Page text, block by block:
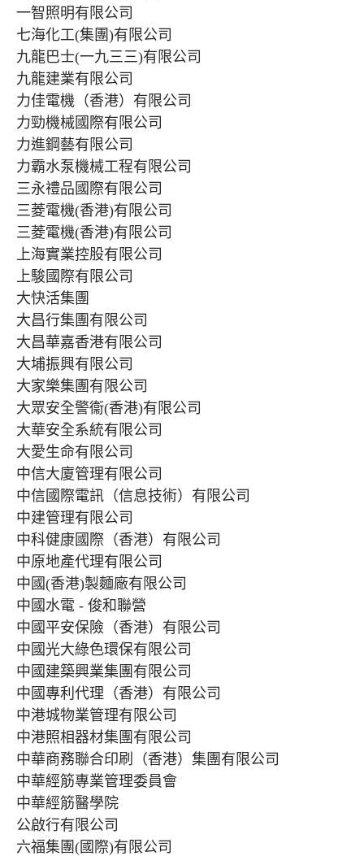
一智照明有限公司
七海化工(集團)有限公司
九龍巴士(一九三三)有限公司
九龍建業有限公司
力佳電機（香港）有限公司
力勁機械國際有限公司
力進鋼藝有限公司
力霸水泵機械工程有限公司
三永禮品國際有限公司
三菱電機(香港)有限公司
三菱電機(香港)有限公司
上海實業控股有限公司
上駿國際有限公司
大快活集團
大昌行集團有限公司
大昌華嘉香港有限公司
大埔振興有限公司
大家樂集團有限公司
大眾安全警衞(香港)有限公司
大華安全系統有限公司
大愛生命有限公司
中信大廈管理有限公司
中信國際電訊（信息技術）有限公司
中建管理有限公司
中科健康國際（香港）有限公司
中原地產代理有限公司
中國(香港)製麵廠有限公司
中國水電 - 俊和聯營
中國平安保險（香港）有限公司
中國光大綠色環保有限公司
中國建築興業集團有限公司
中國專利代理（香港）有限公司
中港城物業管理有限公司
中港照相器材集團有限公司
中華商務聯合印刷（香港）集團有限公司
中華經筋專業管理委員會
中華經筋醫學院
公啟行有限公司
六福集團(國際)有限公司